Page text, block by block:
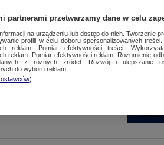
partnerami przetwarzamy dane w celu
na urządzeniu lub dostęp do nich. Tworzenie
profili w celu doboru spersonalizowanych
reklam. Pomiar efektywności treści.
reklam. Pomiar efektywności reklam. Rozumienie
z różnych źródeł. Rozwój i ulepszanie
do wyboru reklam.